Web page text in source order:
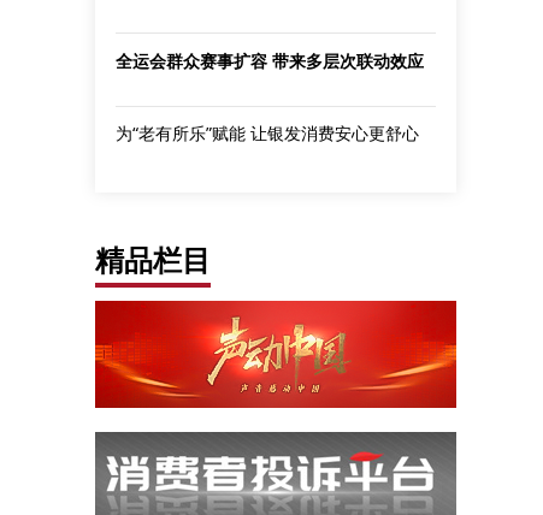
全运会群众赛事扩容 带来多层次联动效应
为“老有所乐”赋能 让银发消费安心更舒心
精品栏目